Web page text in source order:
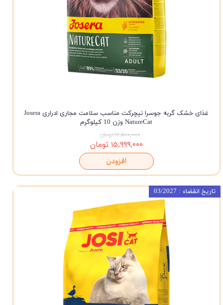
غذای خشک گربه جوسرا نیچرکت مناسب سلامت مجاری ادراری Josera
NatureCat وزن 10 کیلوگرم
۱۷,۵۰۰,۰۰۰ تومان
۱۵,۹۹۹,۰۰۰ تومان
افزودن
تاریخ انقضاء : 03/2027